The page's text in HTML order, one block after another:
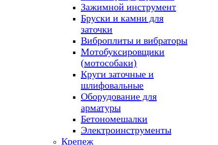
Зажимной инструмент
Бруски и камни для
заточки
Виброплиты и вибраторы
Мотобуксировщики
(мотособаки)
Круги заточные и
шлифовальные
Оборудование для
арматуры
Бетономешалки
Электроинструменты
Крепеж